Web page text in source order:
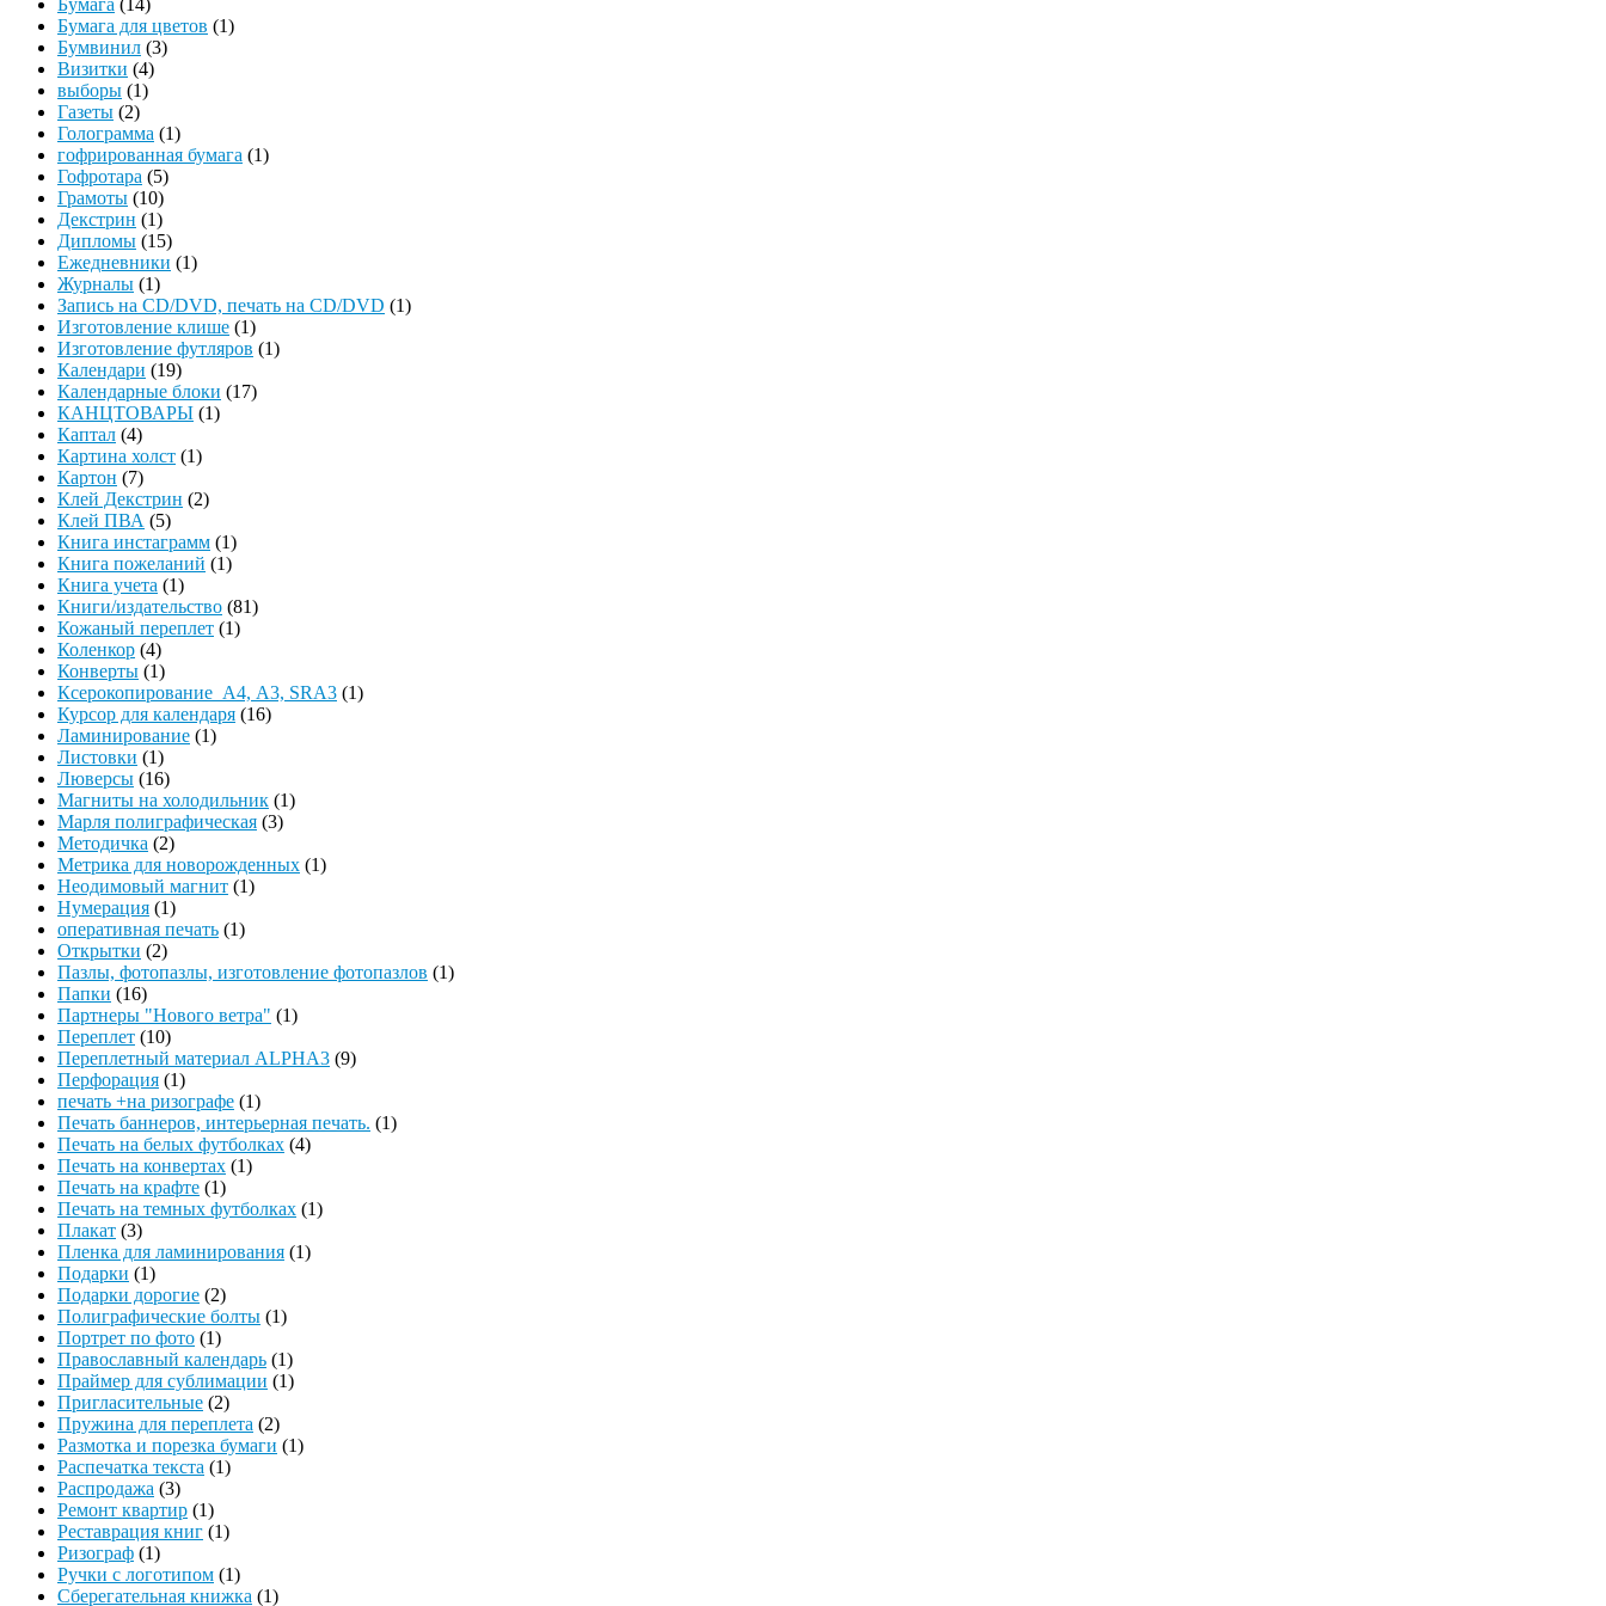
Бумага для цветов (1)
Бумвинил (3)
Визитки (4)
выборы (1)
Газеты (2)
Голограмма (1)
гофрированная бумага (1)
Гофротара (5)
Грамоты (10)
Декстрин (1)
Дипломы (15)
Ежедневники (1)
Журналы (1)
Запись на CD/DVD, печать на CD/DVD (1)
Изготовление клише (1)
Изготовление футляров (1)
Календари (19)
Календарные блоки (17)
КАНЦТОВАРЫ (1)
Каптал (4)
Картина холст (1)
Картон (7)
Клей Декстрин (2)
Клей ПВА (5)
Книга инстаграмм (1)
Книга пожеланий (1)
Книга учета (1)
Книги/издательство (81)
Кожаный переплет (1)
Коленкор (4)
Конверты (1)
Ксерокопирование А4, А3, SRA3 (1)
Курсор для календаря (16)
Ламинирование (1)
Листовки (1)
Люверсы (16)
Магниты на холодильник (1)
Марля полиграфическая (3)
Методичка (2)
Метрика для новорожденных (1)
Неодимовый магнит (1)
Нумерация (1)
оперативная печать (1)
Открытки (2)
Пазлы, фотопазлы, изготовление фотопазлов (1)
Папки (16)
Партнеры "Нового ветра" (1)
Переплет (10)
Переплетный материал ALPHA3 (9)
Перфорация (1)
печать +на ризографе (1)
Печать баннеров, интерьерная печать. (1)
Печать на белых футболках (4)
Печать на конвертах (1)
Печать на крафте (1)
Печать на темных футболках (1)
Плакат (3)
Пленка для ламинирования (1)
Подарки (1)
Подарки дорогие (2)
Полиграфические болты (1)
Портрет по фото (1)
Православный календарь (1)
Праймер для сублимации (1)
Пригласительные (2)
Пружина для переплета (2)
Размотка и порезка бумаги (1)
Распечатка текста (1)
Распродажа (3)
Ремонт квартир (1)
Реставрация книг (1)
Ризограф (1)
Ручки с логотипом (1)
Сберегательная книжка (1)